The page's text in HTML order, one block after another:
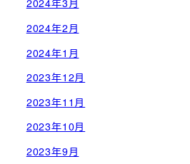
2024年3月
2024年2月
2024年1月
2023年12月
2023年11月
2023年10月
2023年9月